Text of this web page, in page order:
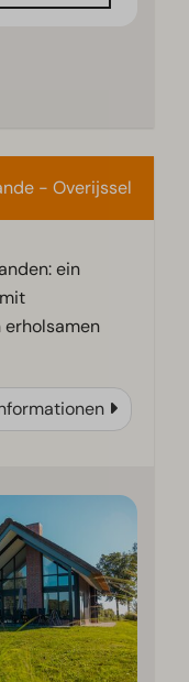
- Overijssel
ein